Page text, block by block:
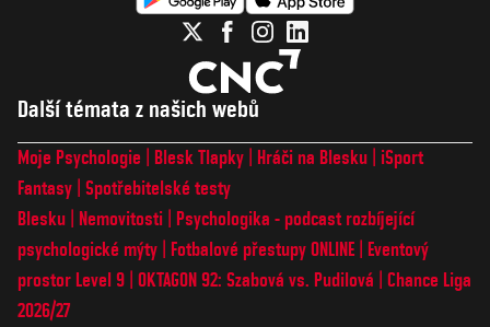
Další témata z našich webů
Moje Psychologie Blesk Tlapky Hráči na Blesku
iSport
Fantasy Spotřebitelské testy
Blesku
Nemovitosti
Psychologika - podcast rozbíjející
psychologické mýty
Fotbalové přestupy ONLINE
Eventový
prostor Level 9 OKTAGON 92: Szabová vs. Pudilová
Chance Liga
2026/27